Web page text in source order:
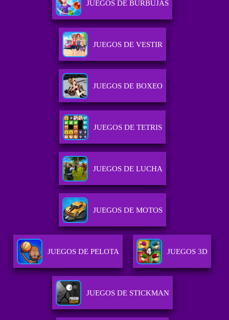
JUEGOS DE BURBUJAS
JUEGOS DE VESTIR
JUEGOS DE BOXEO
JUEGOS DE TETRIS
JUEGOS DE LUCHA
JUEGOS DE MOTOS
JUEGOS DE PELOTA JUEGOS 3D
JUEGOS DE STICKMAN